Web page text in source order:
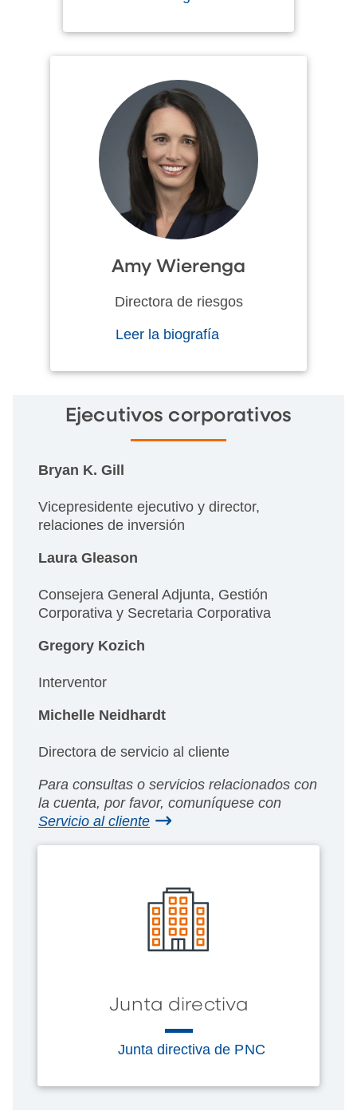
Amy Wierenga
Directora de riesgos
Leer la biografía
Ejecutivos corporativos
Bryan K. Gill
Vicepresidente ejecutivo y director,
relaciones de inversión
Laura Gleason
Consejera General Adjunta, Gestión
Corporativa y Secretaria Corporativa
Gregory Kozich
Interventor
Michelle Neidhardt
Directora de servicio al cliente
Para consultas o servicios relacionados con
la cuenta, por favor, comuníquese con
Servicio al cliente
Junta directiva
Junta directiva de PNC